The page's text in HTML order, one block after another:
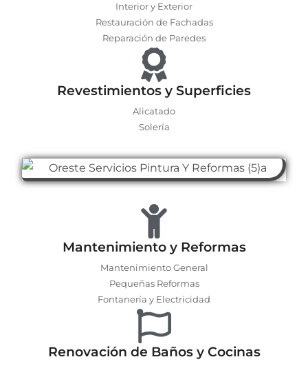
Interior y Exterior
Restauración de Fachadas
Reparación de Paredes
Revestimientos y Superficies
Alicatado
Solería
Mantenimiento y Reformas
Mantenimiento General
Pequeñas Reformas
Fontanería y Electricidad
Renovación de Baños y Cocinas